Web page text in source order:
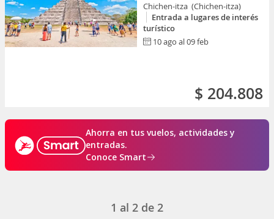
Chichen-itza (Chichen-itza)
Entrada a lugares de interés
turístico
10 ago al 09 feb
$ 204.808
Ahorra en tus vuelos, actividades y
entradas.
Conoce Smart
1 al 2 de 2